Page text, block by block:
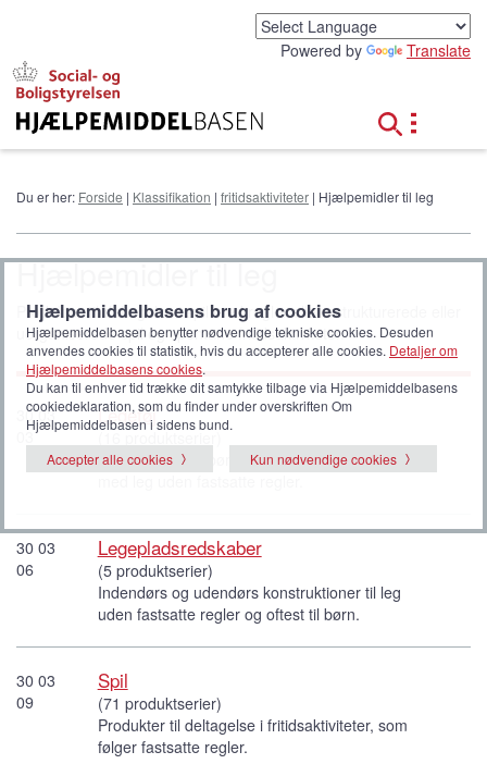
Powered by Translate
Du er her: Forside | Klassifikation | fritidsaktiviteter | Hjælpemidler til leg
Hjælpemidler til leg
Produkter til deltagelse i spil med regler eller ustrukturerede eller
uorganiserede spil og spontane fritidsaktiviteter.
30 03
03
Legetøj
(16 produktserier)
Udstyr, oftest til børn, som bruges i forbindelse
30 03
06
Legepladsredskaber
(5 produktserier)
Indendørs og udendørs konstruktioner til leg
uden fastsatte regler og oftest til børn.
30 03
09
Spil
(71 produktserier)
Produkter til deltagelse i fritidsaktiviteter, som
følger fastsatte regler.
Hjælpemiddelbasens brug af cookies
Hjælpemiddelbasen benytter nødvendige tekniske cookies. Desuden
anvendes cookies til statistik, hvis du accepterer alle cookies. Detaljer om
Hjælpemiddelbasens cookies.
Du kan til enhver tid trække dit samtykke tilbage via Hjælpemiddelbasens
cookiedeklaration, som du finder under overskriften Om
Hjælpemiddelbasen i sidens bund.
Accepter alle cookies
Kun nødvendige cookies